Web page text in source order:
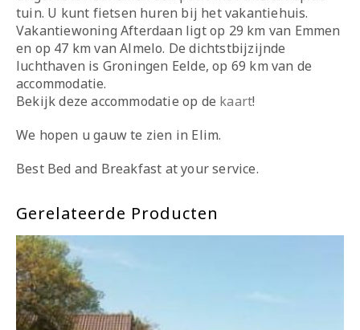
tuin. U kunt fietsen huren bij het vakantiehuis.
Vakantiewoning Afterdaan ligt op 29 km van Emmen
en op 47 km van Almelo. De dichtstbijzijnde
luchthaven is Groningen Eelde, op 69 km van de
accommodatie.
Bekijk deze accommodatie op de kaart!
We hopen u gauw te zien in Elim.
Best Bed and Breakfast at your service.
Gerelateerde Producten